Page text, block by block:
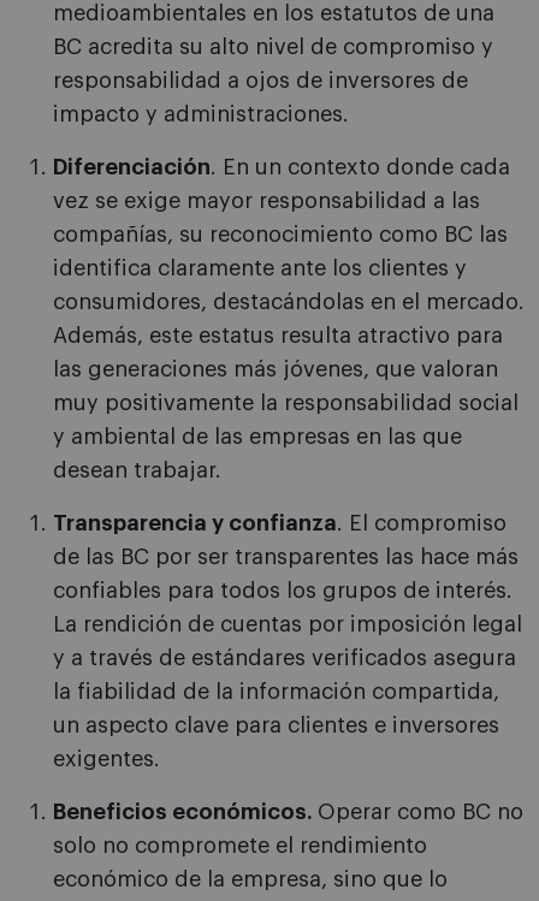
medioambientales en los estatutos de una
BC acredita su alto nivel de compromiso y
responsabilidad a ojos de inversores de
impacto y administraciones.
Diferenciación. En un contexto donde cada
vez se exige mayor responsabilidad a las
compañías, su reconocimiento como BC las
identifica claramente ante los clientes y
consumidores, destacándolas en el mercado.
Además, este estatus resulta atractivo para
las generaciones más jóvenes, que valoran
muy positivamente la responsabilidad social
y ambiental de las empresas en las que
desean trabajar.
Transparencia y confianza. El compromiso
de las BC por ser transparentes las hace más
confiables para todos los grupos de interés.
La rendición de cuentas por imposición legal
y a través de estándares verificados asegura
la fiabilidad de la información compartida,
un aspecto clave para clientes e inversores
exigentes.
Beneficios económicos. Operar como BC no
solo no compromete el rendimiento
económico de la empresa, sino que lo